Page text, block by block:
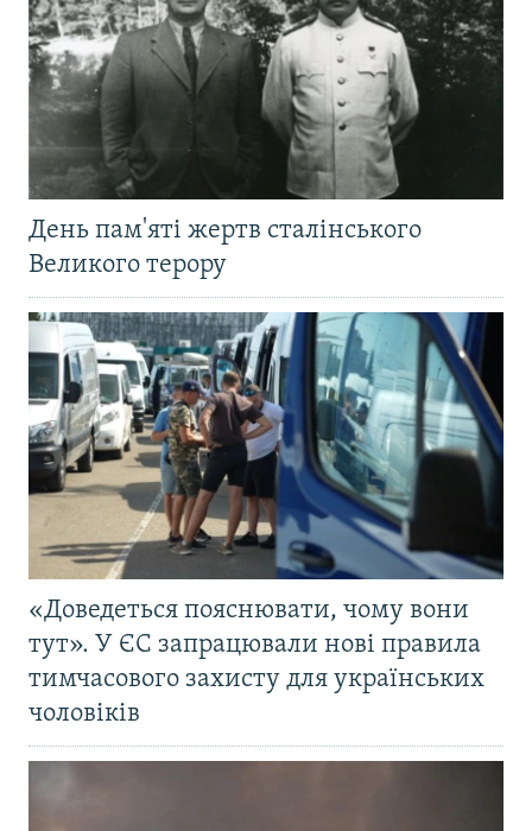
День пам'яті жертв сталінського
Великого терору
«Доведеться пояснювати, чому вони
тут». У ЄС запрацювали нові правила
тимчасового захисту для українських
чоловіків